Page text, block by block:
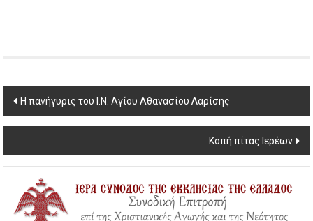
Post
navigation
Η πανήγυρις του Ι.Ν. Αγίου Αθανασίου Λαρίσης
Κοπή πίτας Ιερέων